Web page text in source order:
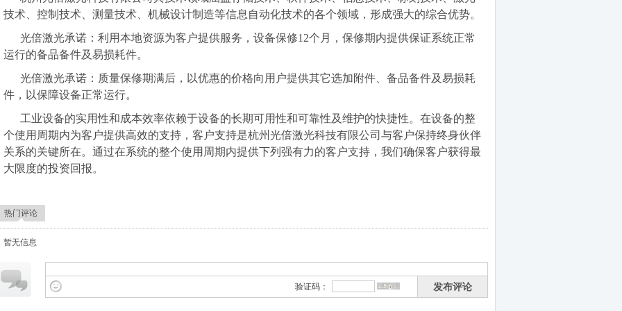
技术、控制技术、测量技术、机械设计制造等信息自动化技术的各个领域，形成强大的综合优势。
光倍激光承诺：利用本地资源为客户提供服务，设备保修12个月，保修期内提供保证系统正常
运行的备品备件及易损耗件。
光倍激光承诺：质量保修期满后，以优惠的价格向用户提供其它选加附件、备品备件及易损耗
件，以保障设备正常运行。
工业设备的实用性和成本效率依赖于设备的长期可用性和可靠性及维护的快捷性。在设备的整
个使用周期内为客户提供高效的支持，客户支持是杭州光倍激光科技有限公司与客户保持终身伙伴
关系的关键所在。通过在系统的整个使用周期内提供下列强有力的客户支持，我们确保客户获得最
大限度的投资回报。
热门评论
暂无信息
验证码： 发布评论